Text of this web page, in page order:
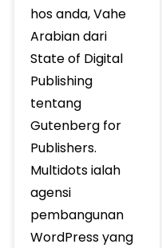
hos anda, Vahe
Arabian dari
State of Digital
Publishing
tentang
Gutenberg for
Publishers.
Multidots ialah
agensi
pembangunan
WordPress yang